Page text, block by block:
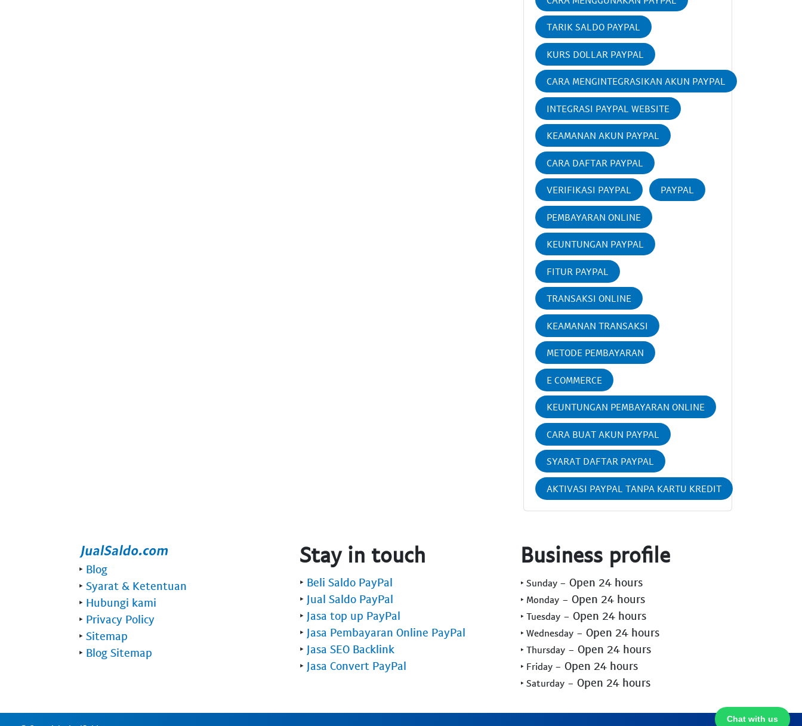
TARIK SALDO PAYPAL
KURS DOLLAR PAYPAL
CARA MENGINTEGRASIKAN AKUN PAYPAL
INTEGRASI PAYPAL WEBSITE
KEAMANAN AKUN PAYPAL
CARA DAFTAR PAYPAL
VERIFIKASI PAYPAL PAYPAL
PEMBAYARAN ONLINE
KEUNTUNGAN PAYPAL
FITUR PAYPAL
TRANSAKSI ONLINE
KEAMANAN TRANSAKSI
METODE PEMBAYARAN
E COMMERCE
KEUNTUNGAN PEMBAYARAN ONLINE
CARA BUAT AKUN PAYPAL
SYARAT DAFTAR PAYPAL
AKTIVASI PAYPAL TANPA KARTU KREDIT
Chat with us
‣ Blog
‣ Syarat & Ketentuan
‣ Hubungi kami
‣ Privacy Policy
‣ Sitemap
‣ Blog Sitemap
Stay in touch
‣ Beli Saldo PayPal
‣ Jual Saldo PayPal
‣ Jasa top up PayPal
‣ Jasa Pembayaran Online PayPal
‣ Jasa SEO Backlink
‣ Jasa Convert PayPal
Business profile
‣ Sunday - Open 24 hours
‣ Monday - Open 24 hours
‣ Tuesday - Open 24 hours
‣ Wednesday - Open 24 hours
‣ Thursday - Open 24 hours
‣ Friday - Open 24 hours
‣ Saturday - Open 24 hours